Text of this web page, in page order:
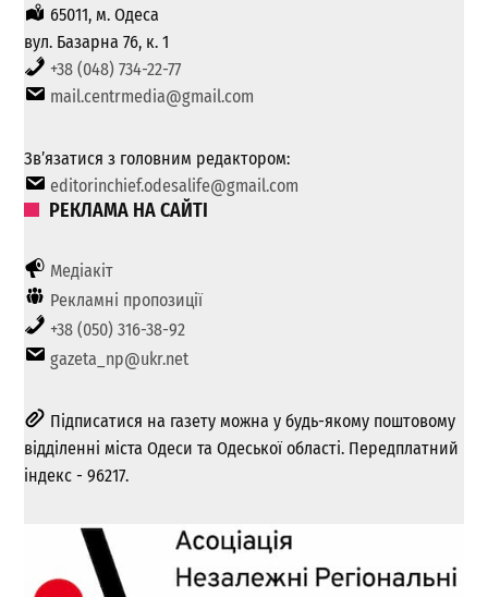
65011, м. Одеса
вул. Базарна 76, к. 1
+38 (048) 734-22-77
mail.centrmedia@gmail.com
Зв’язатися з головним редактором:
editorinchief.odesalife@gmail.com
РЕКЛАМА НА САЙТІ
Медіакіт
Рекламні пропозиції
+38 (050) 316-38-92
gazeta_np@ukr.net
Підписатися на газету можна у будь-якому поштовому
відділенні міста Одеси та Одеської області. Передплатний
індекс - 96217.